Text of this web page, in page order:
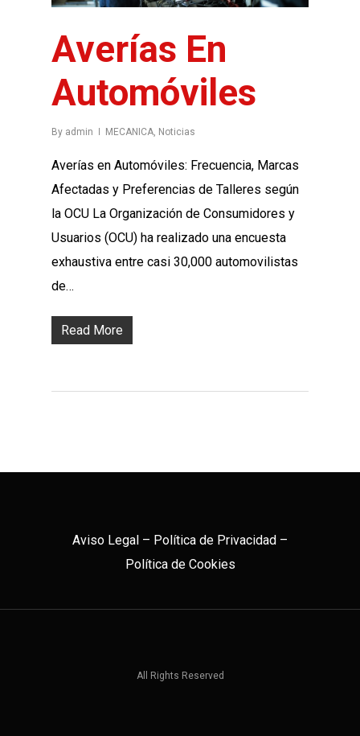
Averías En
Automóviles
By admin MECANICA, Noticias
Averías en Automóviles: Frecuencia, Marcas
Afectadas y Preferencias de Talleres según
la OCU La Organización de Consumidores y
Usuarios (OCU) ha realizado una encuesta
exhaustiva entre casi 30,000 automovilistas
de…
Read More
Aviso Legal – Política de Privacidad –
Política de Cookies
All Rights Reserved